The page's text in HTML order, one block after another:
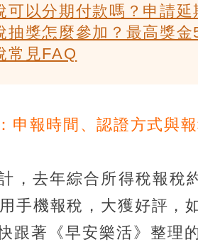
可以分期付款嗎？申請
抽獎怎麼參加？最高獎金
常見FAQ
申報時間、認證方式與
，去年綜合所得稅報稅
手機報稅，大獲好評，
跟著《早安樂活》整理